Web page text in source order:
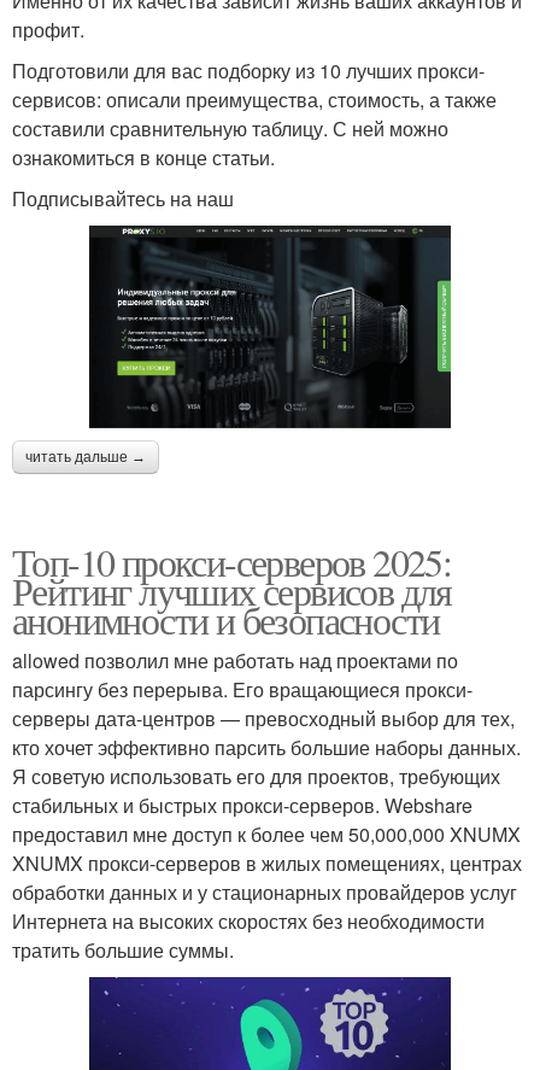
профит.
Подготовили для вас подборку из 10 лучших прокси-
сервисов: описали преимущества, стоимость, а также
составили сравнительную таблицу. С ней можно
ознакомиться в конце статьи.
Подписывайтесь на наш
читать дальше →
Топ-10 прокси-серверов 2025:
Рейтинг лучших сервисов для
анонимности и безопасности
allowed позволил мне работать над проектами по
парсингу без перерыва. Его вращающиеся прокси-
серверы дата-центров — превосходный выбор для тех,
кто хочет эффективно парсить большие наборы данных.
Я советую использовать его для проектов, требующих
стабильных и быстрых прокси-серверов. Webshare
предоставил мне доступ к более чем 50,000,000 XNUMX
XNUMX прокси-серверов в жилых помещениях, центрах
обработки данных и у стационарных провайдеров услуг
Интернета на высоких скоростях без необходимости
тратить большие суммы.